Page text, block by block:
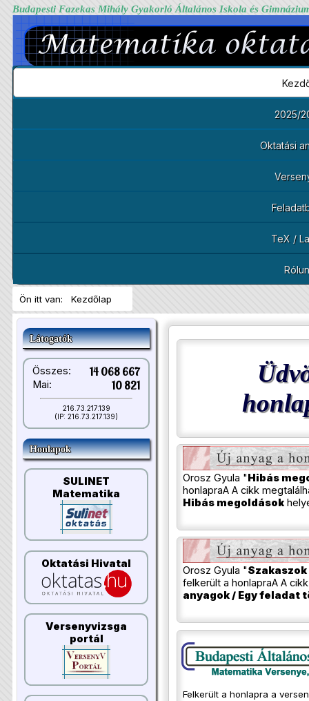
Budapesti Fazekas Mihály Gyakorló Általános Iskola és
2025/
Oktatási
TeX /
Ön itt van: Kezdőlap
Látogatók
Összes: 14 068 667
Mai: 10 821
216.73.217.139
(IP: 216.73.217.139)
Honlapok
SULINET
Matematika
Oktatási Hivatal
Versenyvizsga
portál
Orosz Gyula "Hibás
honlapraA A cikk
Hibás megoldások
Orosz Gyula "
felkerült a honlapraA A
anyagok / Egy feladat
Felkerült a honlapra a